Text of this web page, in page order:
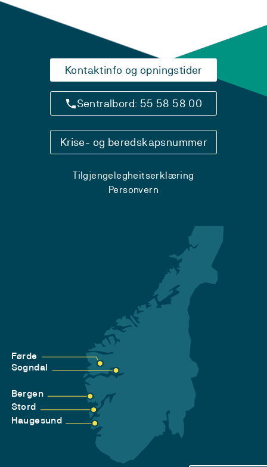
Kontaktinfo og opningstider
Sentralbord: 55 58 58 00
Krise- og beredskapsnummer
Tilgjengelegheitserklæring
Personvern
Førde
Sogndal
Bergen
Stord
Haugesund